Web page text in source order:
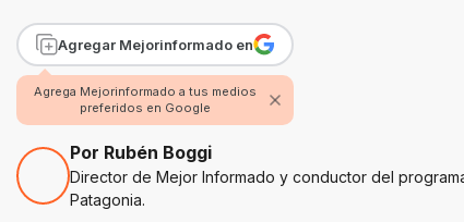
Agregar Mejorinformado en
Agrega Mejorinformado a tus medios
preferidos en Google
Por Rubén Boggi
Director de Mejor Informado y conductor del
Patagonia.